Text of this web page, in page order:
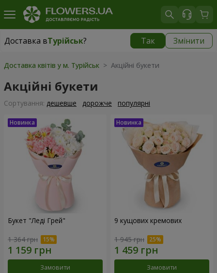
Доставка вТурійськ? Так Змінити
Доставка вТурійськ|
Доставка квітів у м. Турійськ > Акційні букети
Акційні букети
Сортування: дешевше дорожче популярні
Букет "Леді Грей"
1 364 грн
Замовити
9 кущових кремових
1 945 грн
Замовити